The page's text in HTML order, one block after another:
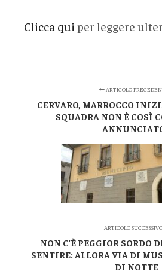
Clicca qui per leggere
ARTICOLO
CERVARO, MARROCCO
SQUADRA NON È COSÌ
ARTICOLO
NON C'È PEGGIOR SORDO
SENTIRE: ALLORA VIA DI
DI NOTTE